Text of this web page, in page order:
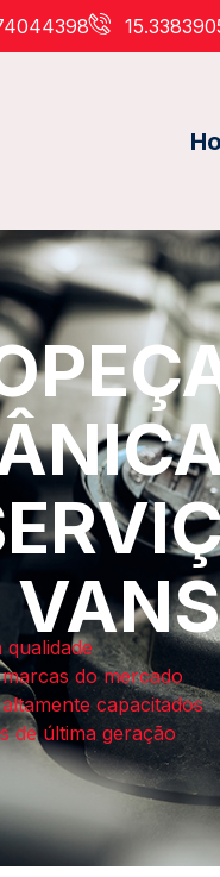
qualidade
do mercado
capacitados
de última geração